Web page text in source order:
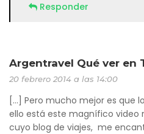
Responder
Argentravel Qué ver en
20 febrero 2014 a las 14:00
[…] Pero mucho mejor es que
ello está este magnífico video
cuyo blog de viajes, me